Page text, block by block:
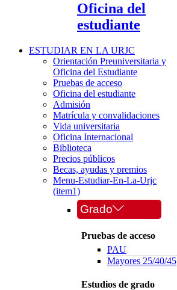
Oficina del
estudiante
ESTUDIAR EN LA URJC
Orientación Preuniversitaria y
Oficina del Estudiante
Pruebas de acceso
Oficina del estudiante
Admisión
Matrícula y convalidaciones
Vida universitaria
Oficina Internacional
Biblioteca
Precios públicos
Becas, ayudas y premios
Menu-Estudiar-En-La-Urjc
(item1)
Grado
Pruebas de acceso
PAU
Mayores 25/40/45
Estudios de grado